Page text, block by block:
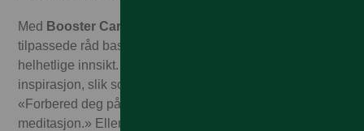
Med Booster Card i Samsung Health-appen
tilpassede råd basert på
helhetlige innsikt. Få påminnelser, nyttig informasjon og
inspirasjon, slik som: «Nå er det på tide å ta det rolig.»
«Forbered deg på sengetid med avslappende
meditasjon.» Eller: «Hvilepulsen din i forrige uke var